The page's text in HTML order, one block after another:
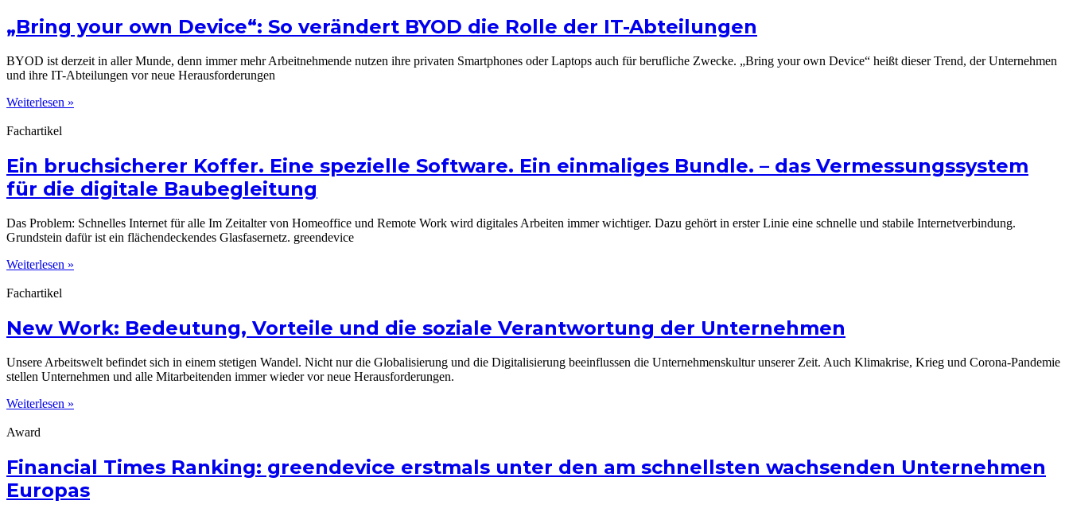
„Bring your own Device“: So verändert BYOD die Rolle der IT-Abteilungen
BYOD ist derzeit in aller Munde, denn immer mehr Arbeitnehmende nutzen ihre privaten Smartphones oder Laptops auch für berufliche Zwecke. „Bring your own Device“ heißt dieser Trend, der Unternehmen
und ihre IT-Abteilungen vor neue Herausforderungen
Weiterlesen »
Fachartikel
Ein bruchsicherer Koffer. Eine spezielle Software. Ein einmaliges Bundle. – das Vermessungssystem
für die digitale Baubegleitung
Das Problem: Schnelles Internet für alle Im Zeitalter von Homeoffice und Remote Work wird digitales Arbeiten immer wichtiger. Dazu gehört in erster Linie eine schnelle und stabile Internetverbindung.
Grundstein dafür ist ein flächendeckendes Glasfasernetz. greendevice
Weiterlesen »
Fachartikel
New Work: Bedeutung, Vorteile und die soziale Verantwortung der Unternehmen
Unsere Arbeitswelt befindet sich in einem stetigen Wandel. Nicht nur die Globalisierung und die Digitalisierung beeinflussen die Unternehmenskultur unserer Zeit. Auch Klimakrise, Krieg und Corona-Pandemie
stellen Unternehmen und alle Mitarbeitenden immer wieder vor neue Herausforderungen.
Weiterlesen »
Award
Financial Times Ranking: greendevice erstmals unter den am schnellsten wachsenden Unternehmen
Europas